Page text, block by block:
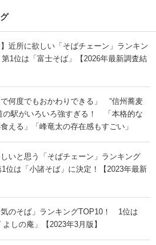
】近所に欲しい「そばチェーン」ランキン
1位は「富士そば」【2026年最新調査結
で何度でもおかわりできる」 “信州蕎麦
の駅がいろいろ強すぎる！ 「本格的な
える」「峰竜太の存在感もすごい」
いと思う「そばチェーン」ランキング
は「小諸そば」に決定！【2023年最新
気のそば」ランキングTOP10！ 1位は
よしの庵」【2023年3月版】